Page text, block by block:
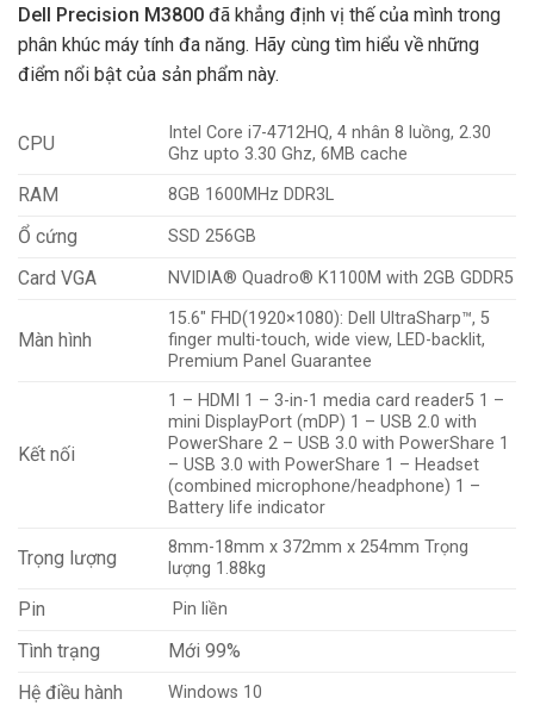
Dell Precision M3800 đã khẳng định vị thế của mình trong
phân khúc máy tính đa năng. Hãy cùng tìm hiểu về những
điểm nổi bật của sản phẩm này.
CPU
Intel Core i7-4712HQ, 4 nhân 8 luồng, 2.30
Ghz upto 3.30 Ghz, 6MB cache
RAM 8GB 1600MHz DDR3L
Ổ cứng SSD 256GB
Card VGA NVIDIA® Quadro® K1100M with 2GB GDDR5
Màn hình
15.6″ FHD(1920×1080): Dell UltraSharp™, 5
finger multi-touch, wide view, LED-backlit,
Premium Panel Guarantee
Kết nối
1 – HDMI 1 – 3-in-1 media card reader5 1 –
mini DisplayPort (mDP) 1 – USB 2.0 with
PowerShare 2 – USB 3.0 with PowerShare 1
– USB 3.0 with PowerShare 1 – Headset
(combined microphone/headphone) 1 –
Battery life indicator
Trọng lượng
8mm-18mm x 372mm x 254mm Trọng
lượng 1.88kg
Pin Pin liền
Tình trạng
Mới 99%
Hệ điều hành
Windows 10